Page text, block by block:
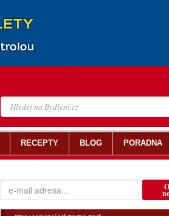
RECEPTY BLOG PORADNA